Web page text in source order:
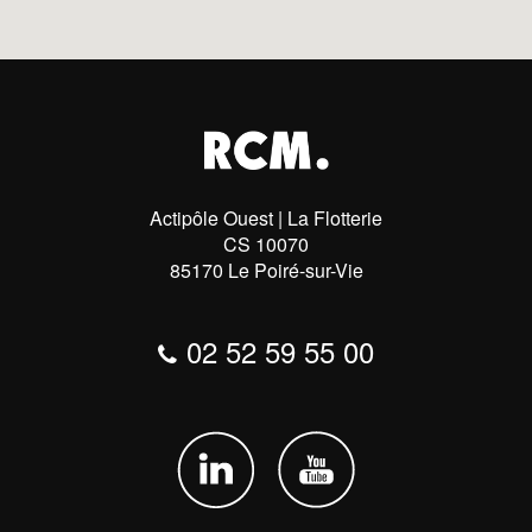
Actipôle Ouest | La Flotterie
CS 10070
85170 Le Poiré-sur-Vie
02 52 59 55 00